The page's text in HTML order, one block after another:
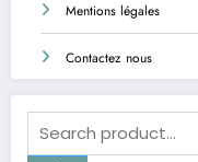
Mentions légales
Contactez nous